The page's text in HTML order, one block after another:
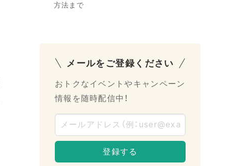
方法まで
メールをご登録ください
おトクなイベントやキャンペーン
情報を随時配信中！